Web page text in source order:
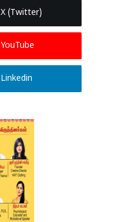
X (Twitter)
YouTube
Linkedin